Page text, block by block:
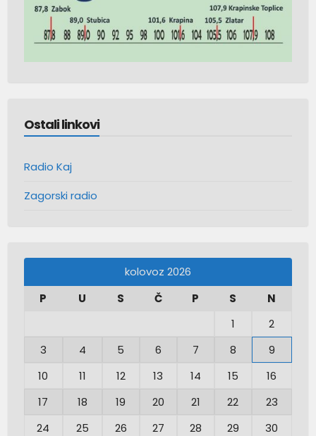
Ostali linkovi
Radio Kaj
Zagorski radio
kolovoz 2026
P
U S Č P S
N
1
2
3
4 5 6 7 8
9
10
11 12 13 14 15
16
17
18 19 20 21 22
23
24
25 26 27 28 29 30